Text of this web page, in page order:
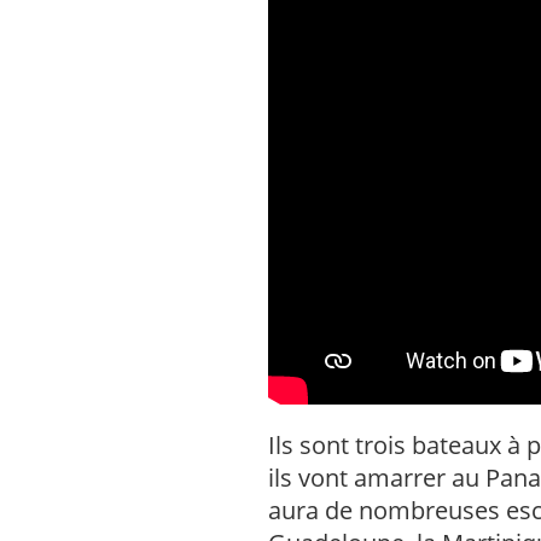
Ils sont trois bateaux à
ils vont amarrer au
aura de nombreuses